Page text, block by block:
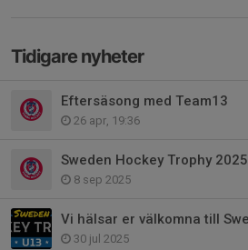
Tidigare nyheter
Eftersäsong med Team13
26 apr, 19:36
Sweden Hockey Trophy 2025
8 sep 2025
30 jul 2025